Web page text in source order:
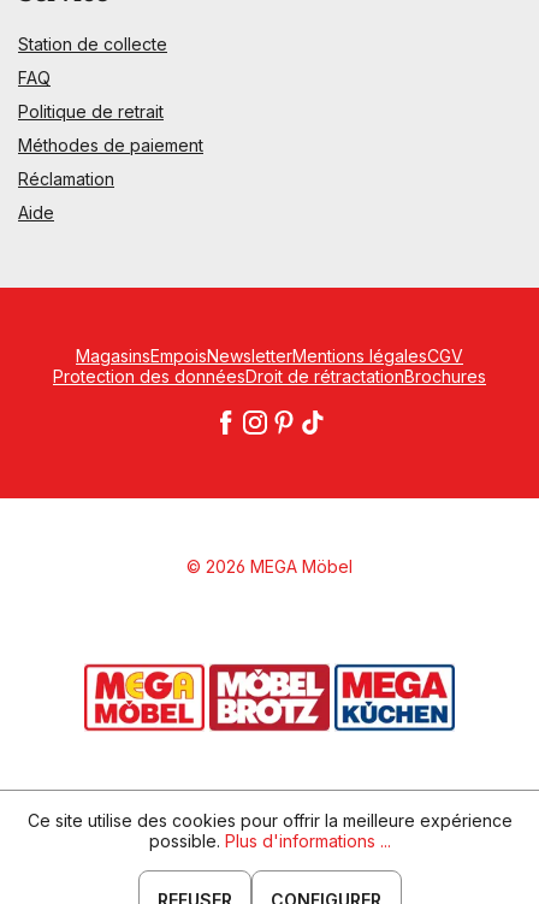
Station de collecte
FAQ
Politique de retrait
Méthodes de paiement
Réclamation
Aide
MagasinsEmpoisNewsletterMentions légalesCGV
Protection des donnéesDroit de rétractationBrochures
© 2026 MEGA Möbel
Ce site utilise des cookies pour offrir la meilleure expérience
possible. Plus d'informations ...